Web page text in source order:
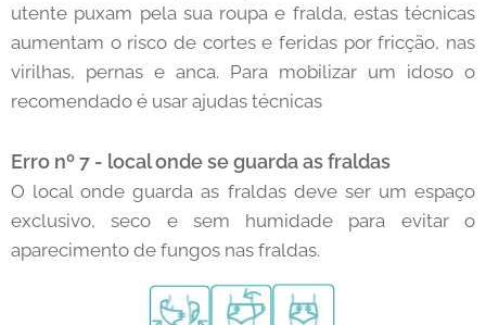
utente puxam pela sua roupa e fralda, estas técnicas
aumentam o risco de cortes e feridas por fricção, nas
virilhas, pernas e anca. Para mobilizar um idoso o
recomendado é usar ajudas técnicas
Erro nº 7 - local onde se guarda as fraldas
O local onde guarda as fraldas deve ser um espaço
exclusivo, seco e sem humidade para evitar o
aparecimento de fungos nas fraldas.